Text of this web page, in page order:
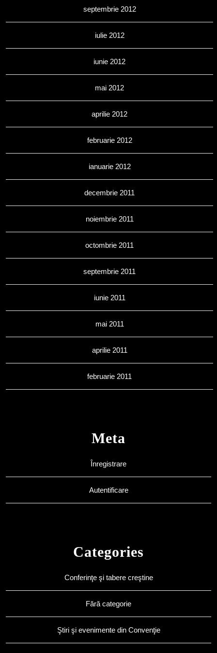
septembrie 2012
iulie 2012
iunie 2012
mai 2012
aprilie 2012
februarie 2012
ianuarie 2012
decembrie 2011
noiembrie 2011
octombrie 2011
septembrie 2011
iunie 2011
mai 2011
aprilie 2011
februarie 2011
Meta
Înregistrare
Autentificare
Categories
Conferinţe şi tabere creştine
Fără categorie
Ştiri şi evenimente din Convenţie